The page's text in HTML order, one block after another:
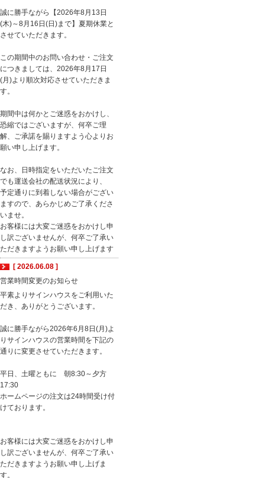
誠に勝手ながら【2026年8月13日
(木)～8月16日(日)まで】夏期休業と
させていただきます。
この期間中のお問い合わせ・ご注文
につきましては、2026年8月17日
(月)より順次対応させていただきま
す。
期間中は何かとご迷惑をおかけし、
恐縮ではございますが、何卒ご理
解、ご承諾を賜りますよう心よりお
願い申し上げます。
なお、日時指定をいただいたご注文
でも運送会社の配送状況により、
予定通りに到着しない場合がござい
ますので、あらかじめご了承くださ
いませ。
お客様には大変ご迷惑をおかけし申
し訳ございませんが、何卒ご了承い
ただきますようお願い申し上げます
[ 2026.06.08 ]
営業時間変更のお知らせ
平素よりサインハウスをご利用いた
だき、ありがとうございます。
誠に勝手ながら2026年6月8日(月)よ
りサインハウスの営業時間を下記の
通りに変更させていただきます。
平日、土曜ともに 朝8:30～夕方
17:30
ホームページの注文は24時間受け付
けております。
お客様には大変ご迷惑をおかけし申
し訳ございませんが、何卒ご了承い
ただきますようお願い申し上げま
す。